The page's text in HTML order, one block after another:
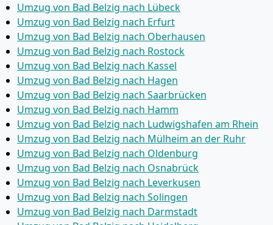
Umzug von Bad Belzig nach Lübeck
Umzug von Bad Belzig nach Erfurt
Umzug von Bad Belzig nach Oberhausen
Umzug von Bad Belzig nach Rostock
Umzug von Bad Belzig nach Kassel
Umzug von Bad Belzig nach Hagen
Umzug von Bad Belzig nach Saarbrücken
Umzug von Bad Belzig nach Hamm
Umzug von Bad Belzig nach Ludwigshafen am Rhein
Umzug von Bad Belzig nach Mülheim an der Ruhr
Umzug von Bad Belzig nach Oldenburg
Umzug von Bad Belzig nach Osnabrück
Umzug von Bad Belzig nach Leverkusen
Umzug von Bad Belzig nach Solingen
Umzug von Bad Belzig nach Darmstadt